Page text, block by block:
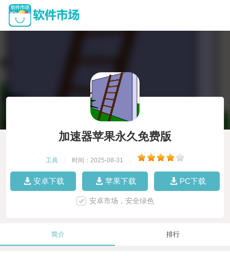
加速器苹果永久免费版
工具 时间：2025-08-31
安卓下载 苹果下载 PC下载
安卓市场，安全绿色
简介 排行